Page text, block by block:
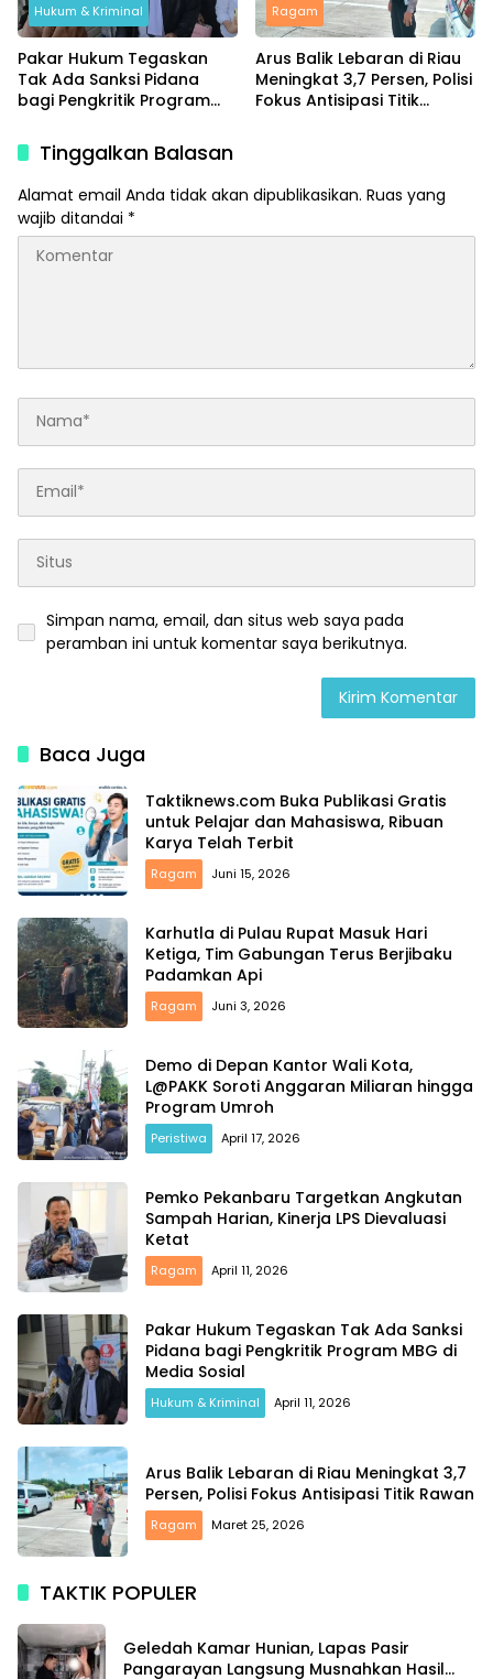
Hukum & Kriminal
Pakar Hukum Tegaskan
Tak Ada Sanksi Pidana
bagi Pengkritik Program
Ragam
Arus Balik Lebaran di Riau
Meningkat 3,7 Persen, Polisi
Fokus Antisipasi Titik
Tinggalkan Balasan
Alamat email Anda tidak akan dipublikasikan. Ruas yang
wajib ditandai *
Simpan nama, email, dan situs web saya pada
peramban ini untuk komentar saya berikutnya.
Baca Juga
Taktiknews.com Buka Publikasi Gratis
untuk Pelajar dan Mahasiswa, Ribuan
Karya Telah Terbit
Ragam Juni 15, 2026
Karhutla di Pulau Rupat Masuk Hari
Ketiga, Tim Gabungan Terus Berjibaku
Padamkan Api
Ragam Juni 3, 2026
Demo di Depan Kantor Wali Kota,
L@PAKK Soroti Anggaran Miliaran hingga
Program Umroh
Peristiwa April 17, 2026
Pemko Pekanbaru Targetkan Angkutan
Sampah Harian, Kinerja LPS Dievaluasi
Ketat
Ragam April 11, 2026
Pakar Hukum Tegaskan Tak Ada Sanksi
Pidana bagi Pengkritik Program MBG di
Media Sosial
Hukum & Kriminal April 11, 2026
Arus Balik Lebaran di Riau Meningkat 3,7
Persen, Polisi Fokus Antisipasi Titik Rawan
Ragam Maret 25, 2026
TAKTIK POPULER
Geledah Kamar Hunian, Lapas Pasir
Pangarayan Langsung Musnahkan Hasil